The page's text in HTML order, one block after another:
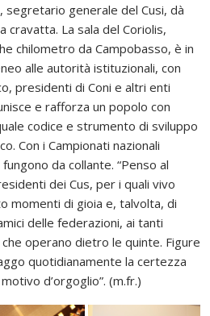
segretario generale del Cusi, dà
cravatta. La sala del Coriolis,
chilometro da Campobasso, è in
alle autorità istituzionali, con
presidenti di Coni e altri enti
e rafforza un popolo con
codice e strumento di sviluppo
Con i Campionati nazionali
da collante. “Penso al
dei Cus, per i quali vivo
momenti di gioia e, talvolta, di
delle federazioni, ai tanti
operano dietro le quinte. Figure
quotidianamente la certezza
d’orgoglio”. (m.fr.)